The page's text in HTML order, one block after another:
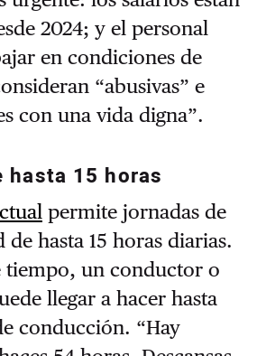
2024; y el personal
en condiciones de
“abusivas” e
con una vida digna”.
hasta 15 horas
permite jornadas de
hasta 15 horas diarias.
tiempo, un conductor o
llegar a hacer hasta
conducción. “Hay